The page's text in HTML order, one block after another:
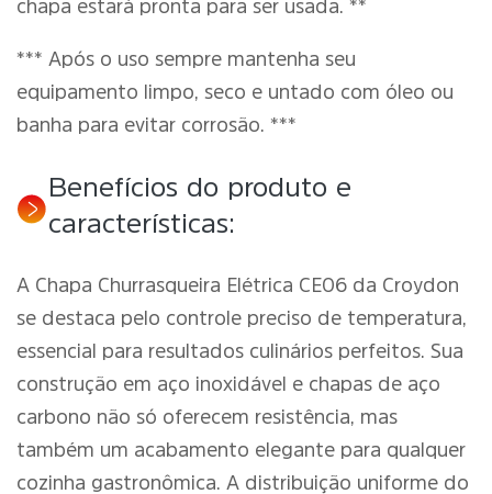
chapa estará pronta para ser usada. **
*** Após o uso sempre mantenha seu
equipamento limpo, seco e untado com óleo ou
banha para evitar corrosão. ***
Benefícios do produto e
características:
A Chapa Churrasqueira Elétrica CE06 da Croydon
se destaca pelo controle preciso de temperatura,
essencial para resultados culinários perfeitos. Sua
construção em aço inoxidável e chapas de aço
carbono não só oferecem resistência, mas
também um acabamento elegante para qualquer
cozinha gastronômica. A distribuição uniforme do